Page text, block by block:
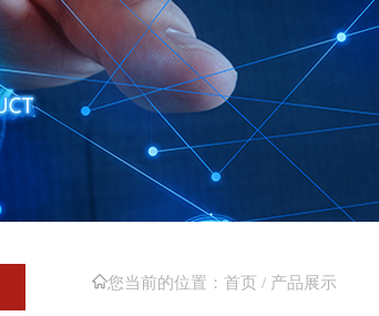
您当前的位置： 首页 / 产品展示